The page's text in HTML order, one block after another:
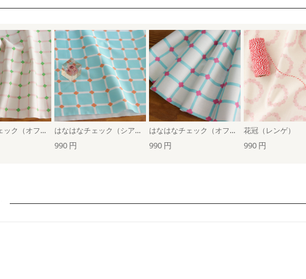
はなはなチェック（オフホワイト×パステルピンク） はなはなチェック（シアブルー×ホワイト） はなはなチェック（オフホワイト×シアブルー） 花冠（レンゲ）
990 円 990 円 990 円